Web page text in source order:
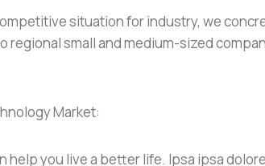
situation for industry, we
regional small and medium-sized
Market:
help you live a better life. Ipsa ipsa